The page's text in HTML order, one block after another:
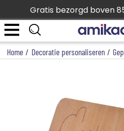
Gratis bezorgd boven
Home / Decoratie personaliseren /